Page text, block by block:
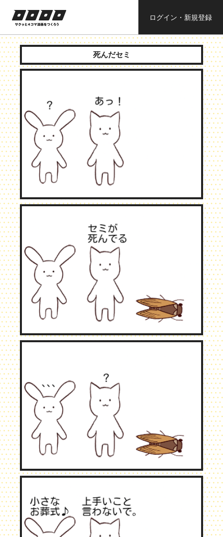
サクッと４コ
ママンガを作
ろう
ログイン・新規登録
死んだセミ